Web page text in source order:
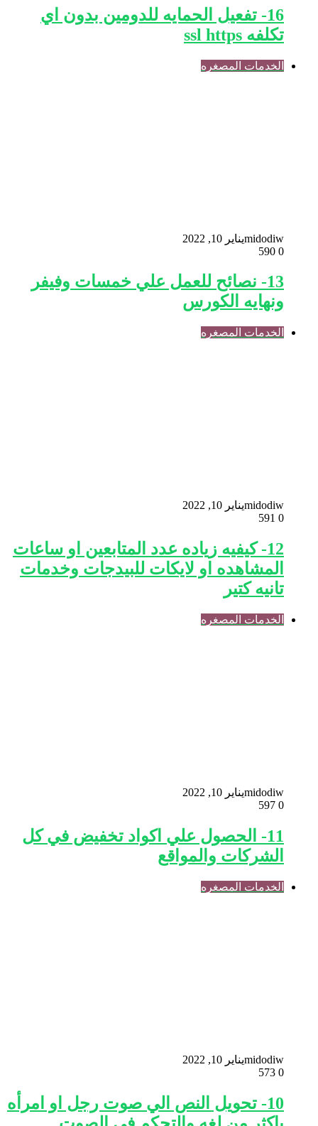
16- تفعيل الحمايه للدومين بدون اي
تكلفه ssl https
الخدمات المصغره
midodiwيناير 10, 2022
0
13- نصائح للعمل علي خمسات وفيفر
ونهايه الكورس
الخدمات المصغره
midodiwيناير 10, 2022
0
12- كيفيه زياده عدد المتابعين او ساعات
المشاهده او لايكات للبيدجات وخدمات
تانيه كتير
الخدمات المصغره
midodiwيناير 10, 2022
0
11- الحصول علي اكواد تخفيض في كل
الشركات والمواقع
الخدمات المصغره
midodiwيناير 10, 2022
0
10- تحويل النص الي صوت رجل او امرأه